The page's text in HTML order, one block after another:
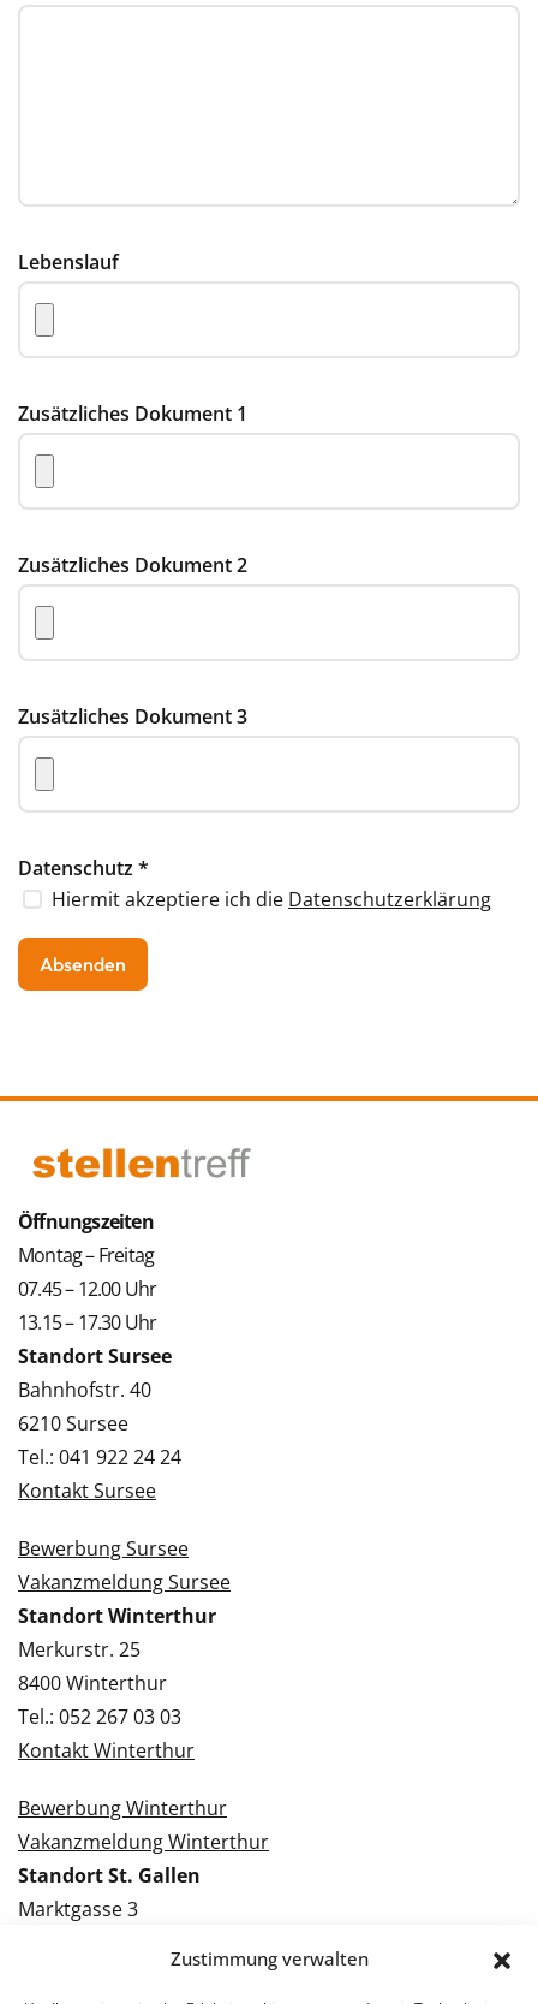
Zustimmung verwalten
Lebenslauf
Zusätzliches Dokument 1
Zusätzliches Dokument 2
Zusätzliches Dokument 3
Datenschutz*
Hiermit akzeptiere ich die Datenschutzerklärung
Öffnungszeiten
Montag – Freitag
07.45 – 12.00 Uhr
13.15 – 17.30 Uhr
Standort Sursee
Bahnhofstr. 40
6210 Sursee
Tel.: 041 922 24 24
Kontakt Sursee
Bewerbung Sursee
Vakanzmeldung Sursee
Standort Winterthur
Merkurstr. 25
8400 Winterthur
Tel.: 052 267 03 03
Kontakt Winterthur
Bewerbung Winterthur
Vakanzmeldung Winterthur
Standort St. Gallen
Marktgasse 3